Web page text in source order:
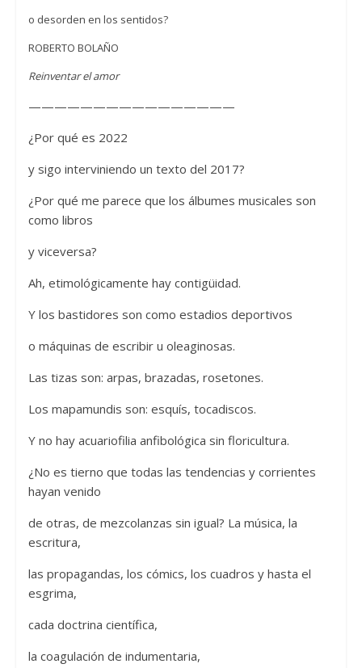
o desorden en los sentidos?
ROBERTO BOLAÑO
Reinventar el amor
————————————————
¿Por qué es 2022
y sigo interviniendo un texto del 2017?
¿Por qué me parece que los álbumes musicales son
como libros
y viceversa?
Ah, etimológicamente hay contigüidad.
Y los bastidores son como estadios deportivos
o máquinas de escribir u oleaginosas.
Las tizas son: arpas, brazadas, rosetones.
Los mapamundis son: esquís, tocadiscos.
Y no hay acuariofilia anfibológica sin floricultura.
¿No es tierno que todas las tendencias y corrientes
hayan venido
de otras, de mezcolanzas sin igual? La música, la
escritura,
las propagandas, los cómics, los cuadros y hasta el
esgrima,
cada doctrina científica,
la coagulación de indumentaria,